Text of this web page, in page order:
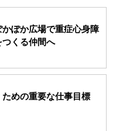
かぽか広場で重症心身障
くる仲間へ
めの重要な仕事目標